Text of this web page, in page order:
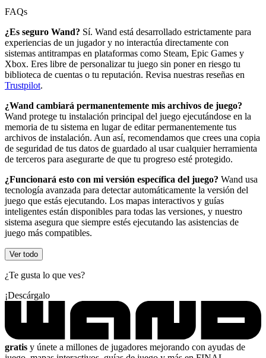
FAQs
¿Es seguro Wand? Sí. Wand está desarrollado estrictamente para
experiencias de un jugador y no interactúa directamente con
sistemas antitrampas en plataformas como Steam, Epic Games y
Xbox. Eres libre de personalizar tu juego sin poner en riesgo tu
biblioteca de cuentas o tu reputación. Revisa nuestras reseñas en
Trustpilot.
¿Wand cambiará permanentemente mis archivos de juego?
Wand protege tu instalación principal del juego ejecutándose en la
memoria de tu sistema en lugar de editar permanentemente tus
archivos de instalación. Aun así, recomendamos que crees una copia
de seguridad de tus datos de guardado al usar cualquier herramienta
de terceros para asegurarte de que tu progreso esté protegido.
¿Funcionará esto con mi versión específica del juego? Wand usa
tecnología avanzada para detectar automáticamente la versión del
juego que estás ejecutando. Los mapas interactivos y guías
inteligentes están disponibles para todas las versiones, y nuestro
sistema asegura que siempre estés ejecutando las asistencias de
juego más compatibles.
Ver todo
¿Te gusta lo que ves?
¡Descárgalo
gratis y únete a millones de jugadores mejorando con ayudas de